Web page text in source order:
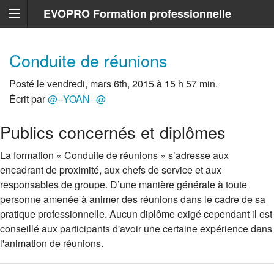
EVOPRO Formation professionnelle
Conduite de réunions
Posté le vendredi, mars 6th, 2015 à 15 h 57 min.
Écrit par@--YOAN--@
Publics concernés et diplômes
La formation « Conduite de réunions » s’adresse aux
encadrant de proximité, aux chefs de service et aux
responsables de groupe. D’une manière générale à toute
personne amenée à animer des réunions dans le cadre de sa
pratique professionnelle. Aucun diplôme exigé cependant il est
conseillé aux participants d'avoir une certaine expérience dans
l'animation de réunions.